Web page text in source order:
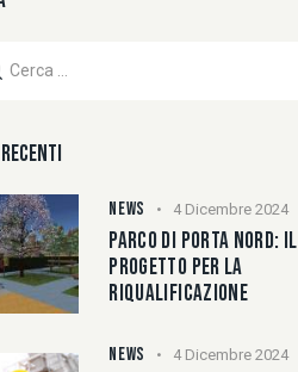
NEWS 4 Dicembre 2024
PARCO DI PORTA NORD: IL
PROGETTO PER LA
RIQUALIFICAZIONE
NEWS 4 Dicembre 2024